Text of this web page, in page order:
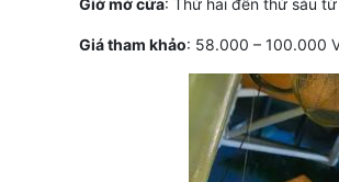
Giờ mở cửa: Thứ hai đến thứ sáu
Giá tham khảo: 58.000 – 100.000